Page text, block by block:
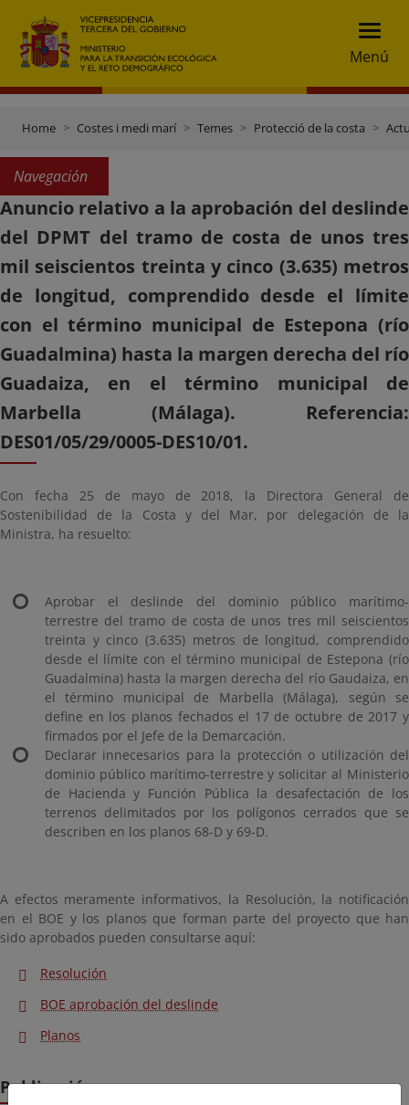
Menú
Home Costes i medi marí Temes Protecció de la costa
Navegación
Anuncio relativo a la aprobación del deslinde
del DPMT del tramo de costa de unos tres
mil seiscientos treinta y cinco (3.635) metros
de longitud, comprendido desde el límite
con el término municipal de Estepona (río
Guadalmina) hasta la margen derecha del río
Guadaiza, en el término municipal de
Marbella (Málaga). Referencia:
DES01/05/29/0005-DES10/01.
Con fecha 25 de mayo de 2018, la Directora General de
Sostenibilidad de la Costa y del Mar, por delegación de la
Ministra, ha resuelto:
Aprobar el deslinde del dominio público marítimo-
terrestre del tramo de costa de unos tres mil seiscientos
treinta y cinco (3.635) metros de longitud, comprendido
desde el límite con el término municipal de Estepona (río
Guadalmina) hasta la margen derecha del río Gaudaiza, en
el término municipal de Marbella (Málaga), según se
define en los planos fechados el 17 de octubre de 2017 y
firmados por el Jefe de la Demarcación.
Declarar innecesarios para la protección o utilización del
dominio público marítimo-terrestre y solicitar al Ministerio
de Hacienda y Función Pública la desafectación de los
terrenos delimitados por los polígonos cerrados que se
describen en los planos 68-D y 69-D.
A efectos meramente informativos, la Resolución, la notificación
en el BOE y los planos que forman parte del proyecto que han
sido aprobados pueden consultarse aquí:
Resolución
BOE aprobación del deslinde
Planos
Publicación